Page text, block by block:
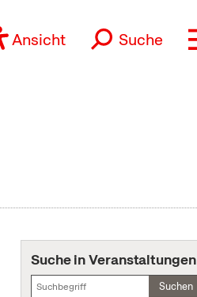
Ansicht Suche
Suche in Veranstaltungen
Suchen